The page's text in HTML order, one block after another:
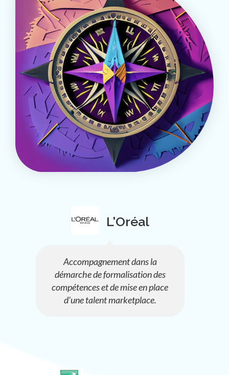
Accompagnement dans la
démarche de formalisation des
compétences et de mise en place
d'une talent marketplace.
L'Oréal